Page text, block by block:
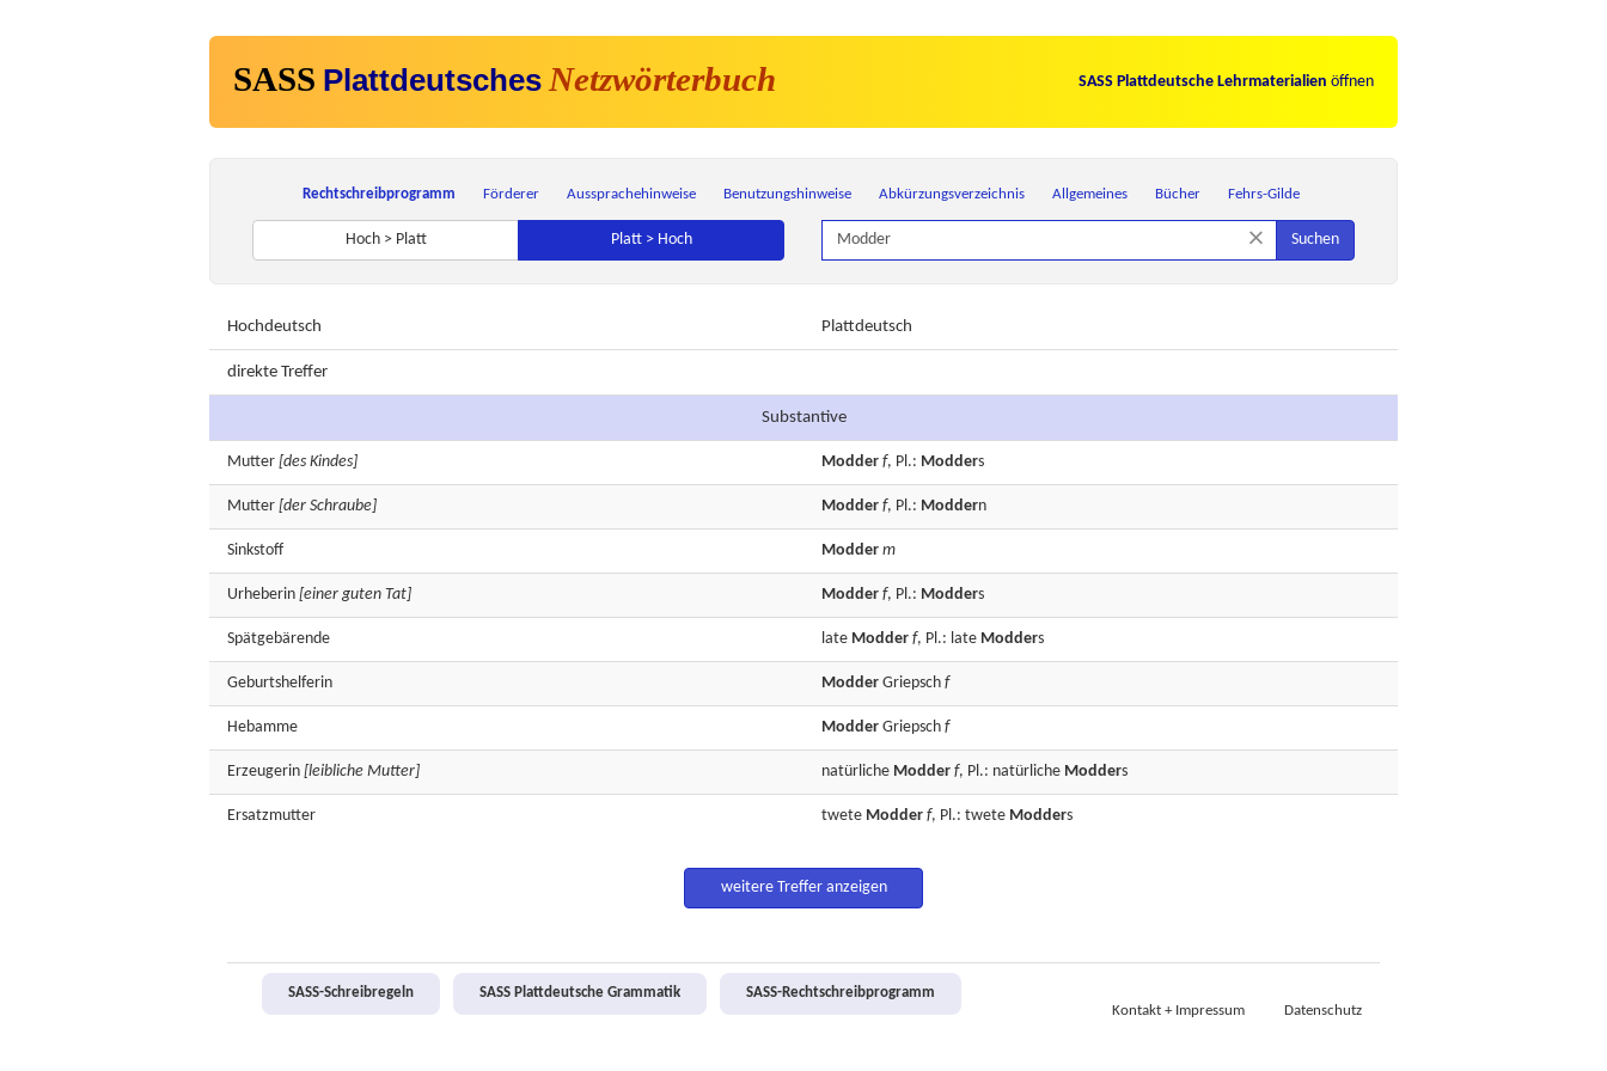
SASS Plattdeutsches Netzwörterbuch SASS Plattdeutsche Lehrmaterialien öffnen
Rechtschreibprogramm Förderer Aussprachehinweise Benutzungshinweise Abkürzungsverzeichnis Allgemeines Bücher Fehrs-Gilde
Hoch > Platt Platt > Hoch × Suchen
Hochdeutsch Plattdeutsch
direkte Treffer
Substantive
Mutter [des Kindes] Modder f, Pl.: Modders
Mutter [der Schraube] Modder f, Pl.: Moddern
Sinkstoff Modder m
Urheberin [einer guten Tat] Modder f, Pl.: Modders
Spätgebärende late Modder f, Pl.: late Modders
Geburtshelferin Modder Griepsch f
Hebamme Modder Griepsch f
Erzeugerin [leibliche Mutter] natürliche Modder f, Pl.: natürliche Modders
Ersatzmutter twete Modder f, Pl.: twete Modders
weitere Treffer anzeigen
SASS-Schreibregeln SASS Plattdeutsche Grammatik
SASS-Rechtschreibprogramm
Kontakt + Impressum
Datenschutz